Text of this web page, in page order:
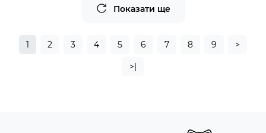
Показати ще
1 2 3 4 5 6 7 8 9 >
>|